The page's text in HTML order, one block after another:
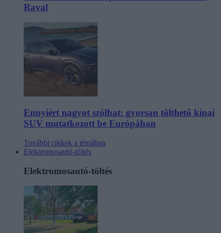
Raval
Ennyiért nagyot szólhat: gyorsan tölthető kínai
SUV mutatkozott be Európában
További cikkek a témában
Elektromosautó-töltés
Elektromosautó-töltés